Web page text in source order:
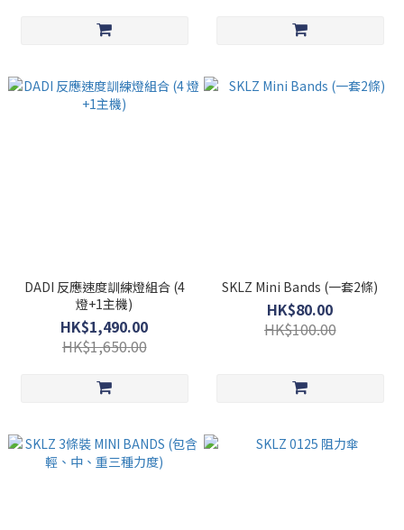
DADI 反應速度訓練燈組合 (4
燈+1主機)
HK$1,490.00
HK$1,650.00
SKLZ Mini Bands (一套2條)
HK$80.00
HK$100.00